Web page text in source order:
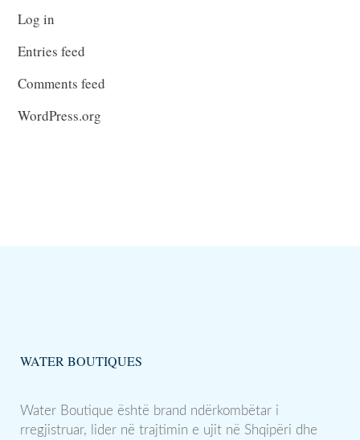
Log in
Entries feed
Comments feed
WordPress.org
WATER BOUTIQUES
Water Boutique është brand ndërkombëtar i
rregjistruar, lider në trajtimin e ujit në Shqipëri dhe